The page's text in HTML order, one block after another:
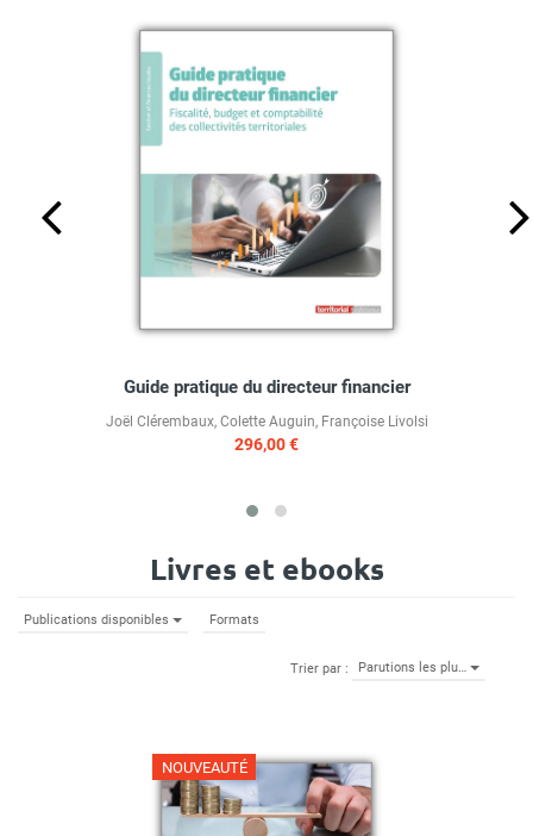
Guide pratique du directeur financier
Joël Clérembaux, Colette Auguin, Françoise Livolsi
296,00 €
Livres et ebooks
Publications disponibles Formats
Trier par : Parutions les plu…
NOUVEAUTÉ